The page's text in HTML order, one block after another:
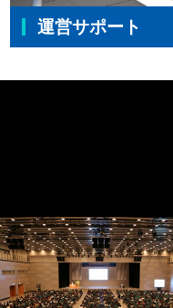
運営サポート